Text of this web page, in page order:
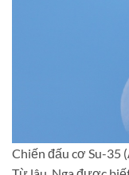
Chiến đấu cơ Su-35